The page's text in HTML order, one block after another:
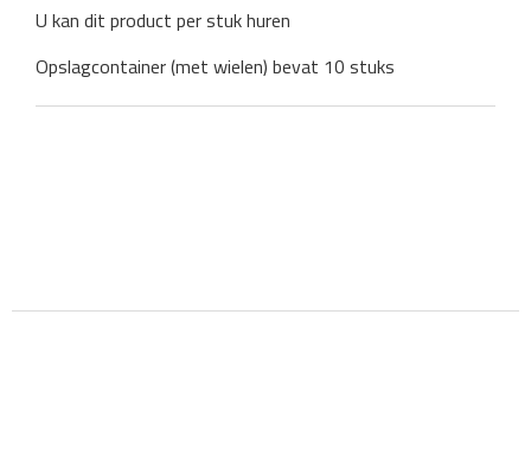
U kan dit product per stuk huren
Opslagcontainer (met wielen) bevat 10 stuks